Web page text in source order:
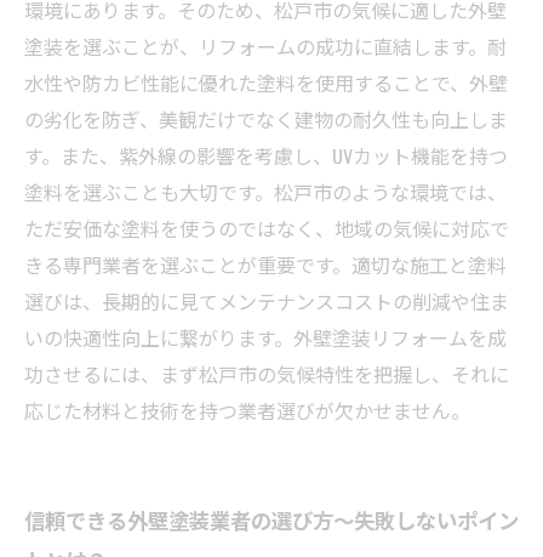
環境にあります。そのため、松戸市の気候に適した外壁
塗装を選ぶことが、リフォームの成功に直結します。耐
水性や防カビ性能に優れた塗料を使用することで、外壁
の劣化を防ぎ、美観だけでなく建物の耐久性も向上しま
す。また、紫外線の影響を考慮し、UVカット機能を持つ
塗料を選ぶことも大切です。松戸市のような環境では、
ただ安価な塗料を使うのではなく、地域の気候に対応で
きる専門業者を選ぶことが重要です。適切な施工と塗料
選びは、長期的に見てメンテナンスコストの削減や住ま
いの快適性向上に繋がります。外壁塗装リフォームを成
功させるには、まず松戸市の気候特性を把握し、それに
応じた材料と技術を持つ業者選びが欠かせません。
信頼できる外壁塗装業者の選び方〜失敗しないポイン